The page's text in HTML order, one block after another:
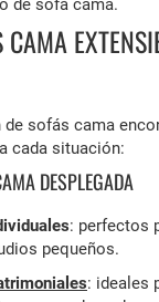
de sofá cama.
sofás cama
cada situación:
DESPLEGADA
: perfectos
pequeños.
: ideales